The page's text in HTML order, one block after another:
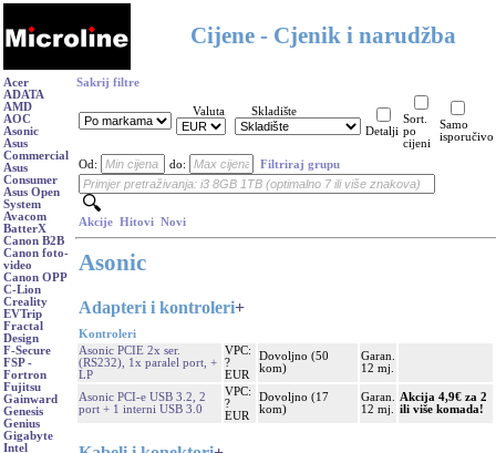
Cijene - Cjenik i narudžba
Acer
ADATA
AMD
AOC
Asonic
Asus
Commercial
Asus
Consumer
Asus Open
System
Avacom
BatterX
Canon B2B
Canon foto-
video
Canon OPP
C-Lion
Creality
EVTrip
Fractal
Design
F-Secure
FSP -
Fortron
Fujitsu
Gainward
Genesis
Genius
Gigabyte
Intel
Sakrij filtre
Valuta
Skladište
Detalji
Sort.
po
cijeni
Samo
isporučivo
Od: do: Filtriraj grupu
Akcije Hitovi Novi
Asonic
Adapteri i kontroleri+
Kontroleri
Asonic PCIE 2x ser.
(RS232), 1x paralel port, +
LP
VPC:
?
EUR
Dovoljno (50
kom)
Garan.
12 mj.
Asonic PCI-e USB 3.2, 2
port + 1 interni USB 3.0
VPC:
?
EUR
Dovoljno (17
kom)
Garan.
12 mj.
Akcija 4,9€ za 2
ili više komada!